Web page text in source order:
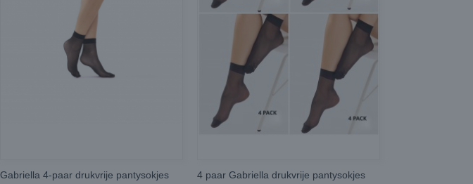
Gabriella 4-paar drukvrije pantysokjes
4 paar Gabriella drukvrije pantysokjes